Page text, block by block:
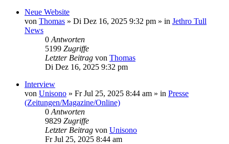
Neue Website
von Thomas » Di Dez 16, 2025 9:32 pm » in Jethro Tull
News
0 Antworten
5199 Zugriffe
Letzter Beitrag von Thomas
Di Dez 16, 2025 9:32 pm
Interview
von Unisono » Fr Jul 25, 2025 8:44 am » in Presse
(Zeitungen/Magazine/Online)
0 Antworten
9829 Zugriffe
Letzter Beitrag von Unisono
Fr Jul 25, 2025 8:44 am